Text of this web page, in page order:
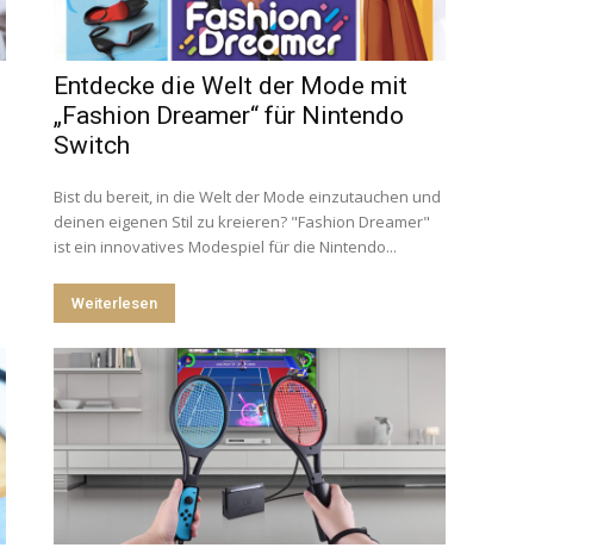
Entdecke die Welt der Mode mit
„Fashion Dreamer“ für Nintendo
Switch
Bist du bereit, in die Welt der Mode einzutauchen und
deinen eigenen Stil zu kreieren? "Fashion Dreamer"
ist ein innovatives Modespiel für die Nintendo...
Weiterlesen